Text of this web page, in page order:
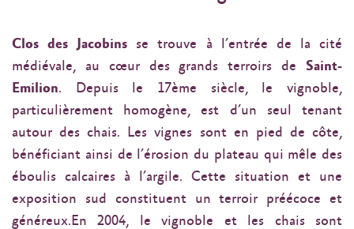
Clos des Jacobins se trouve à l’entrée de la cité
médiévale, au cœur des grands terroirs de Saint-
Emilion. Depuis le 17ème siècle, le vignoble,
particulièrement homogène, est d’un seul tenant
autour des chais. Les vignes sont en pied de côte,
bénéficiant ainsi de l’érosion du plateau qui mêle des
éboulis calcaires à l’argile. Cette situation et une
exposition sud constituent un terroir préécoce et
généreux.En 2004, le vignoble et les chais sont